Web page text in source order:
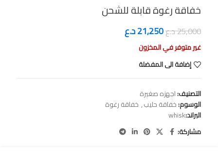
خفاقة رغوة قابلة للشحن
25,000د.ع21,250د.ع
غير متوفر في المخزون
إضافة الى المفضلة
التصنيف:اجهزه صغيرة
الوسوم:خفاقة حليب, خفاقة رغوة
البراند:whisk
مشاركة: